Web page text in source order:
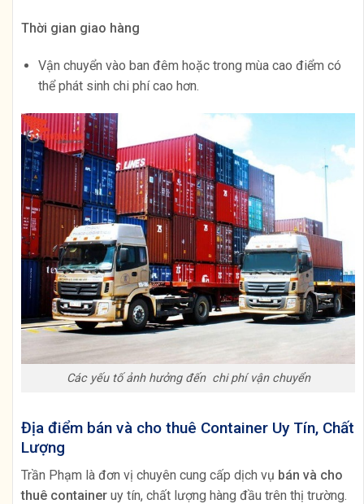
Thời gian giao hàng
Vận chuyển vào ban đêm hoặc trong mùa cao điểm có
thể phát sinh chi phí cao hơn.
Các yếu tố ảnh hưởng đến chi phí vận chuyển
Địa điểm bán và cho thuê Container Uy Tín, Chất
Lượng
Trần Phạm là đơn vị chuyên cung cấp dịch vụ bán và cho
thuê container uy tín, chất lượng hàng đầu trên thị trường.